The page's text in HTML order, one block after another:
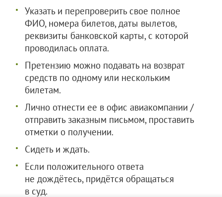
Указать и перепроверить свое полное
ФИО, номера билетов, даты вылетов,
реквизиты банковской карты, с которой
проводилась оплата.
Претензию можно подавать на возврат
средств по одному или нескольким
билетам.
Лично отнести ее в офис авиакомпании /
отправить заказным письмом, проставить
отметки о получении.
Сидеть и ждать.
Если положительного ответа
не дождётесь, придётся обращаться
в суд.